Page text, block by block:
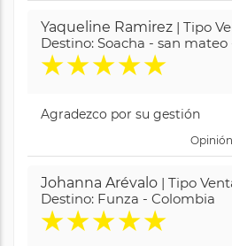
Yaqueline Ramirez | Tipo
Destino: Soacha - san
★★★★★
Agradezco por su gestión
Johanna Arévalo | Tipo
Destino: Funza - Colombia
★★★★★